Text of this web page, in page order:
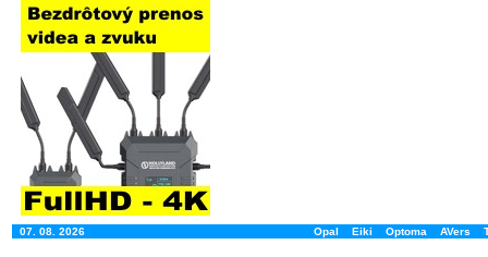
07. 08. 2026 Opal Eiki Optoma AVers